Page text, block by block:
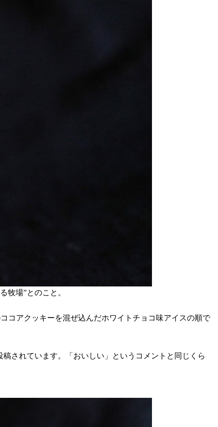
牧場”とのこと。
コアクッキーを混ぜ込んだホワイトチョコ味アイスの順で
されています。「おいしい」というコメントと同じくら